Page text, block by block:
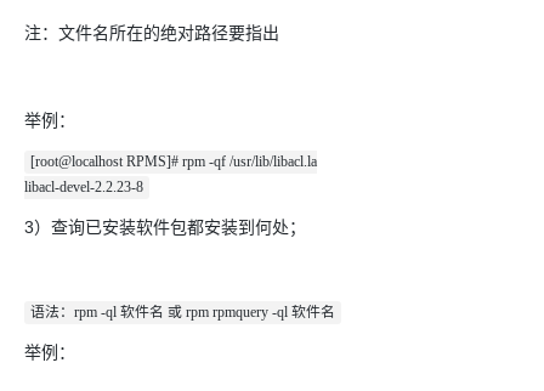
注：文件名所在的绝对路径要指出
举例：
[root@localhost RPMS]# rpm -qf /usr/lib/libacl.la
libacl-devel-2.2.23-8
3）查询已安装软件包都安装到何处；
语法：rpm -ql 软件名 或 rpm rpmquery -ql 软件名
举例：